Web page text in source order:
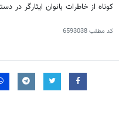
کوتاه از خاطرات بانوان ایثارگر در
کد مطلب6593038